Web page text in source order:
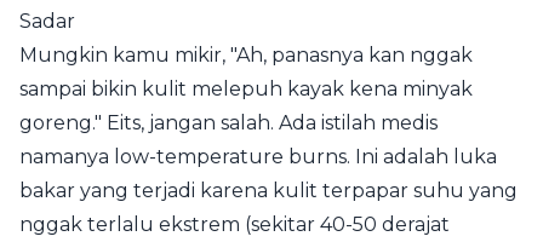
Sadar
Mungkin kamu mikir, "Ah, panasnya kan nggak
sampai bikin kulit melepuh kayak kena minyak
goreng." Eits, jangan salah. Ada istilah medis
namanya low-temperature burns. Ini adalah luka
bakar yang terjadi karena kulit terpapar suhu yang
nggak terlalu ekstrem (sekitar 40-50 derajat